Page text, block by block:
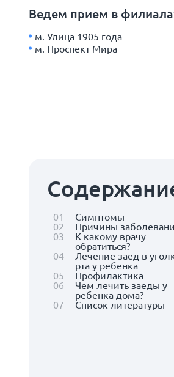
Ведем прием в
м. Улица 1905 года
м. Проспект Мира
01
Симптомы
02
Причины
03
К какому врачу
обратиться?
04
Лечение заед в
рта у ребенка
05
Профилактика
06
Чем лечить заеды у
ребенка дома?
07
Список литературы